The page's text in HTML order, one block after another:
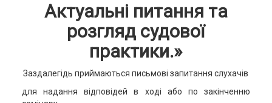
Актуальні питання та
розгляд судової
практики.»
Заздалегідь приймаються письмові запитання слухачів
для надання відповідей в ході або по закінченню